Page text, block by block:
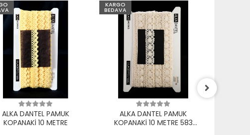
ALKA DANTEL PAMUK
KOPANAKİ 10 METRE
KARGO
BEDAVA
ALKA DANTEL PAMUK
KOPANAKİ 10 METRE 583